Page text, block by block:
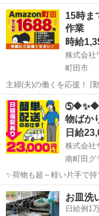
休憩～🎵 💗💗💗15時から19時くらいまで配送して業務終了～😄 こ～
東京 町田市 南町
ギグワーク
15時ま
作業
時給
株式会社
町田市
主婦(夫)の働くを応援！ [勤務日数]： 週2日~
08:00~15:00/
日 など
東京 町田市 配送
物ばか
日給
株式会社
南町田グ
✨荷物も超～軽い片手で
子も沢山働いてます💗 ⭐️よくある大手宅配業者の様に1個配送する事に
いくら・・・といった完全歩
送個数...
東京 町田市 南町
ギグワーク
お皿洗
日給例1